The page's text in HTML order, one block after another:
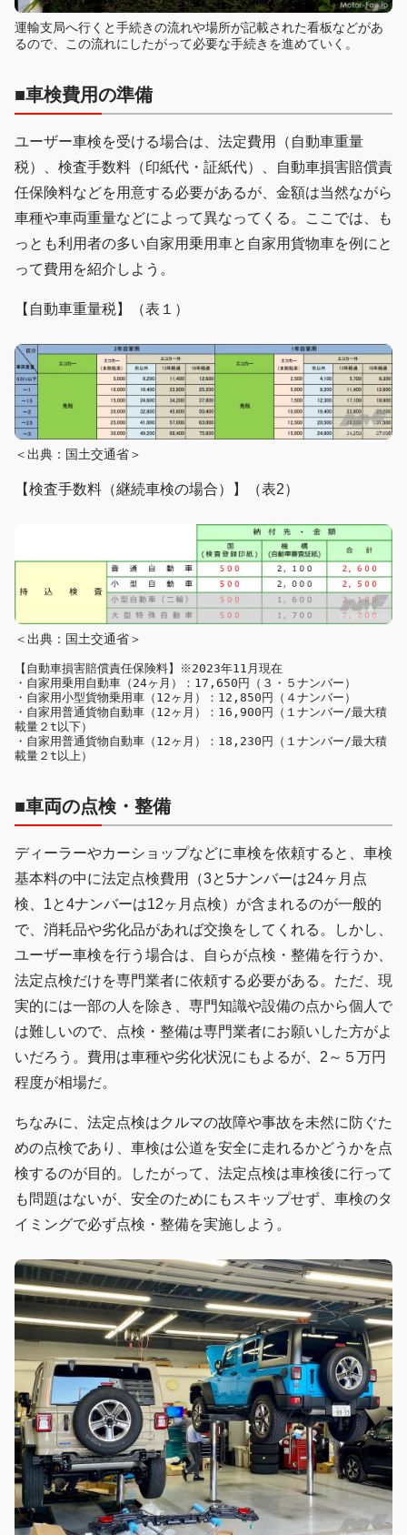
運輸支局へ行くと手続きの流れや場所が記載された看板などがあ
るので、この流れにしたがって必要な手続きを進めていく。
■車検費用の準備
ユーザー車検を受ける場合は、法定費用（自動車重量
税）、検査手数料（印紙代・証紙代）、自動車損害賠償責
任保険料などを用意する必要があるが、金額は当然ながら
車種や車両重量などによって異なってくる。ここでは、も
っとも利用者の多い自家用乗用車と自家用貨物車を例にと
って費用を紹介しよう。
【自動車重量税】（表１）
＜出典：国土交通省＞
【検査手数料（継続車検の場合）】（表2）
＜出典：国土交通省＞
【自動車損害賠償責任保険料】※2023年11月現在
・自家用乗用自動車（24ヶ月）：17,650円（３・５ナンバー）
・自家用小型貨物乗用車（12ヶ月）：12,850円（４ナンバー）
・自家用普通貨物自動車（12ヶ月）：16,900円（１ナンバー/最大積
載量２t以下）
・自家用普通貨物自動車（12ヶ月）：18,230円（１ナンバー/最大積
■車両の点検・整備
ディーラーやカーショップなどに車検を依頼すると、車検
基本料の中に法定点検費用（3と5ナンバーは24ヶ月点
検、1と4ナンバーは12ヶ月点検）が含まれるのが一般的
で、消耗品や劣化品があれば交換をしてくれる。しかし、
ユーザー車検を行う場合は、自らが点検・整備を行うか、
法定点検だけを専門業者に依頼する必要がある。ただ、現
実的には一部の人を除き、専門知識や設備の点から個人で
は難しいので、点検・整備は専門業者にお願いした方がよ
いだろう。費用は車種や劣化状況にもよるが、2～５万円
程度が相場だ。
ちなみに、法定点検はクルマの故障や事故を未然に防ぐた
めの点検であり、車検は公道を安全に走れるかどうかを点
検するのが目的。したがって、法定点検は車検後に行って
も問題はないが、安全のためにもスキップせず、車検のタ
イミングで必ず点検・整備を実施しよう。